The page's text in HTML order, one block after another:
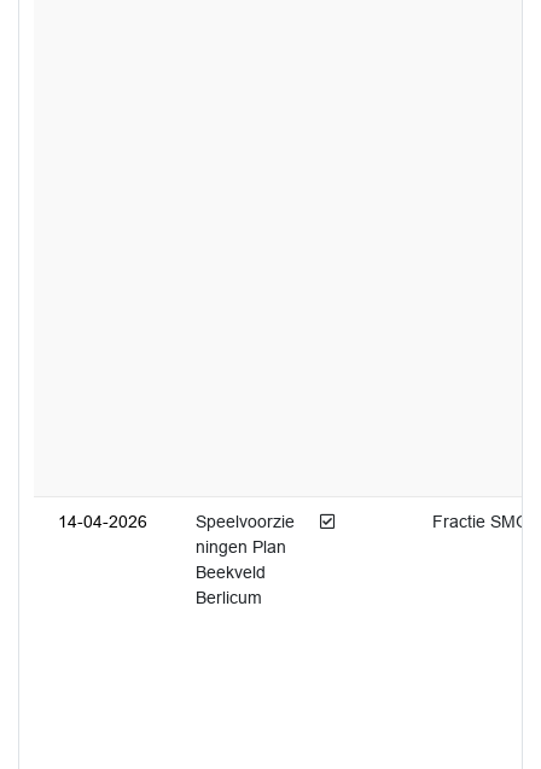
14-04-2026
Speelvoorzie
ningen Plan
Beekveld
Berlicum
Afgedaan Fractie SMG